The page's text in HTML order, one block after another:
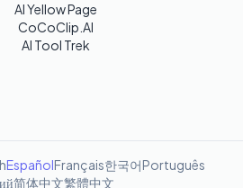
AI Yellow Page
CoCoClip.AI
AI Tool Trek
EspañolFrançais한국어Português
简体中文繁體中文